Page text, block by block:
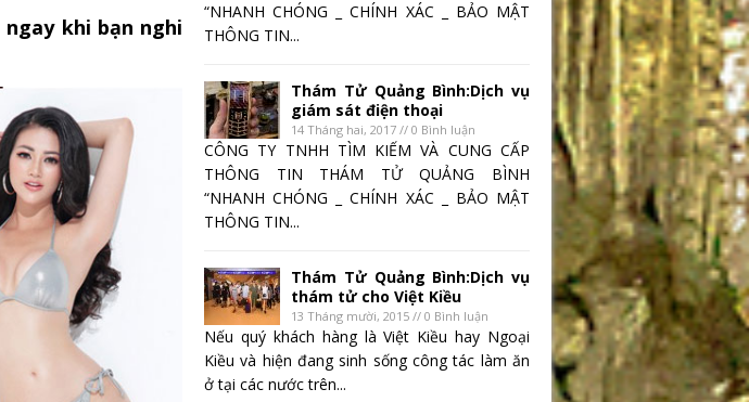
ngay khi bạn nghi
“NHANH CHÓNG _ CHÍNH XÁC _ BẢO MẬT
THÔNG TIN...
Thám Tử Quảng Bình:Dịch vụ
giám sát điện thoại
14 Tháng hai, 2017 // 0 Bình luận
CÔNG TY TNHH TÌM KIẾM VÀ CUNG CẤP
THÔNG TIN THÁM TỬ QUẢNG BÌNH
“NHANH CHÓNG _ CHÍNH XÁC _ BẢO MẬT
THÔNG TIN...
Thám Tử Quảng Bình:Dịch vụ
thám tử cho Việt Kiều
13 Tháng mười, 2015 // 0 Bình luận
Nếu quý khách hàng là Việt Kiều hay Ngoại
Kiều và hiện đang sinh sống công tác làm ăn
ở tại các nước trên...